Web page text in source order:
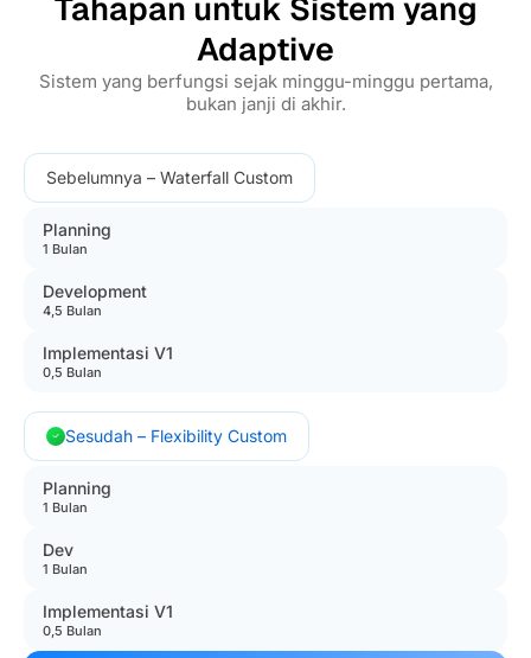
Tahapan untuk Sistem yang
Adaptive
Sistem yang berfungsi sejak minggu-minggu pertama,
bukan janji di akhir.
Sebelumnya – Waterfall Custom
Planning
1 Bulan
Development
4,5 Bulan
Implementasi V1
0,5 Bulan
Sesudah – Flexibility Custom
Planning
1 Bulan
Dev
1 Bulan
Implementasi V1
0,5 Bulan